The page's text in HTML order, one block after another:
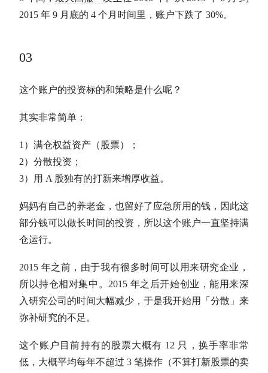
2015 年 9 月底的 4 个月时间里，账户下跌了 30%。
03
这个账户的投资标的和策略是什么呢？
其实非常简单：
1）满仓权益资产（股票）；
2）分散投资；
3）用 A 股独有的打新来增厚收益。
妈妈有自己的养老金，也留好了应急所用的钱，因此这
部分钱可以做长时间的投资，所以这个账户一直坚持满
仓运行。
2015 年之前，由于我有很多时间可以用来研究企业，
所以持仓相对集中。2015 年之后开始创业，能用来深
入研究公司的时间大幅减少，于是我开始用「分散」来
弥补研究的不足。
这个账户目前持有的股票大概有 12 只，换手率非常
低，大概平均每年不超过 3 笔操作（不算打新股票的卖